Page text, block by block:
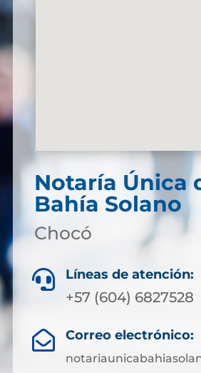
Notaría Única
Bahía Solano
Chocó
 Líneas de atención:
+57 (604) 6827528
 Correo electrónico: